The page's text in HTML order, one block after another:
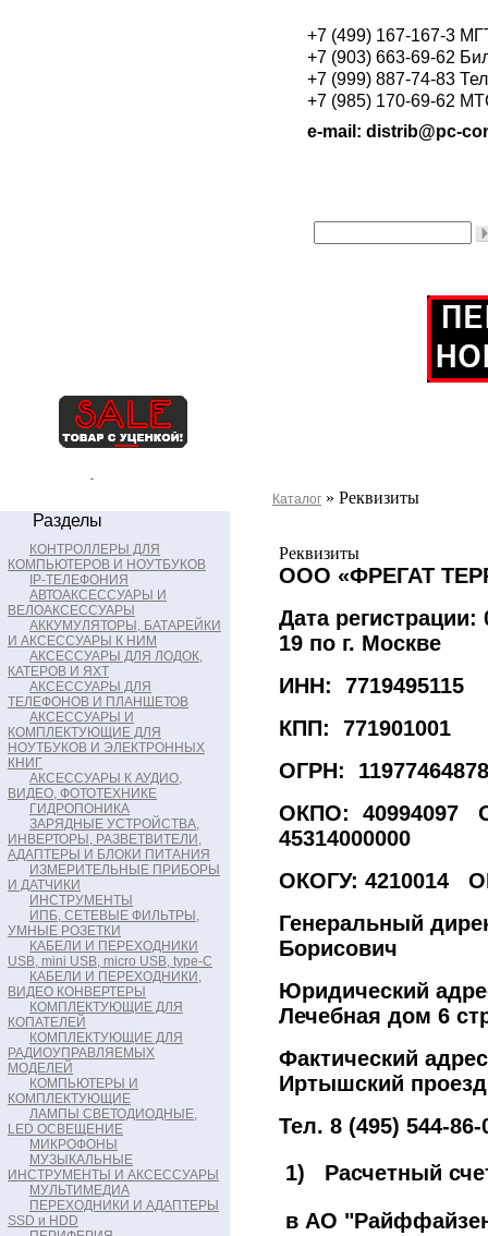
+7 (499) 167-167-3
+7 (903) 663-69-62
+7 (999) 887-74-83
+7 (985) 170-69-62
e-mail: distrib@pc-
Каталог » Реквизиты
Разделы
КОНТРОЛЛЕРЫ ДЛЯ
КОМПЬЮТЕРОВ И НОУТБУКОВ
IP-ТЕЛЕФОНИЯ
АВТОАКСЕССУАРЫ И
ВЕЛОАКСЕССУАРЫ
АККУМУЛЯТОРЫ, БАТАРЕЙКИ
И АКСЕССУАРЫ К НИМ
АКСЕССУАРЫ ДЛЯ ЛОДОК,
КАТЕРОВ И ЯХТ
АКСЕССУАРЫ ДЛЯ
ТЕЛЕФОНОВ И ПЛАНШЕТОВ
АКСЕССУАРЫ И
КОМПЛЕКТУЮЩИЕ ДЛЯ
НОУТБУКОВ И ЭЛЕКТРОННЫХ
КНИГ
АКСЕССУАРЫ К АУДИО,
ВИДЕО, ФОТОТЕХНИКЕ
ГИДРОПОНИКА
ЗАРЯДНЫЕ УСТРОЙСТВА,
ИНВЕРТОРЫ, РАЗВЕТВИТЕЛИ,
АДАПТЕРЫ И БЛОКИ ПИТАНИЯ
ИЗМЕРИТЕЛЬНЫЕ ПРИБОРЫ
И ДАТЧИКИ
ИНСТРУМЕНТЫ
ИПБ, СЕТЕВЫЕ ФИЛЬТРЫ,
УМНЫЕ РОЗЕТКИ
КАБЕЛИ И ПЕРЕХОДНИКИ
USB, mini USB, micro USB, type-C
КАБЕЛИ И ПЕРЕХОДНИКИ,
ВИДЕО КОНВЕРТЕРЫ
КОМПЛЕКТУЮЩИЕ ДЛЯ
КОПАТЕЛЕЙ
КОМПЛЕКТУЮЩИЕ ДЛЯ
РАДИОУПРАВЛЯЕМЫХ
МОДЕЛЕЙ
КОМПЬЮТЕРЫ И
КОМПЛЕКТУЮЩИЕ
ЛАМПЫ СВЕТОДИОДНЫЕ,
LED ОСВЕЩЕНИЕ
МИКРОФОНЫ
МУЗЫКАЛЬНЫЕ
ИНСТРУМЕНТЫ И АКСЕССУАРЫ
МУЛЬТИМЕДИА
ПЕРЕХОДНИКИ И АДАПТЕРЫ
SSD и HDD
Реквизиты
ООО «ФРЕГАТ
Дата
19 по г. Москве
ИНН: 7719495115
КПП: 771901001
ОГРН:
ОКПО: 40994097
45314000000
ОКОГУ: 4210014
Генеральный
Борисович
Юридический
Лечебная дом 6
Фактический
Иртышский
Тел. 8 (495) 544-
1) Расчетный
в АО